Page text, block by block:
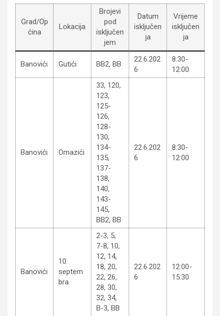
Grad/Op
ćina
Lokacija
Brojevi
pod
isključen
jem
Datum
isključen
ja
Vrijeme
isključen
ja
Banovići Gutići BB2, BB
22.6.202
6
8:30-
12:00
Banovići Omazići
33, 120,
123,
125-
126,
128-
130,
134-
135,
137-
138,
140,
143-
145,
BB2, BB
22.6.202
6
8:30-
12:00
Banovići
10.
septem
bra
2-3, 5,
7-8, 10,
12, 14,
18, 20,
22, 26,
28, 30,
32, 34,
B-3, BB
22.6.202
6
12:00-
15:30